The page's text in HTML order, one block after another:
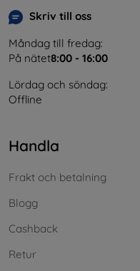
Skriv till oss
Måndag till fredag:
På nätet8:00 - 16:00
Lördag och söndag:
Offline
Handla
Frakt och betalning
Blogg
Cashback
Retur